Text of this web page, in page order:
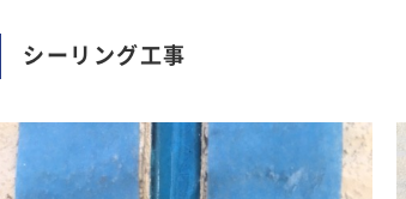
シーリング工事